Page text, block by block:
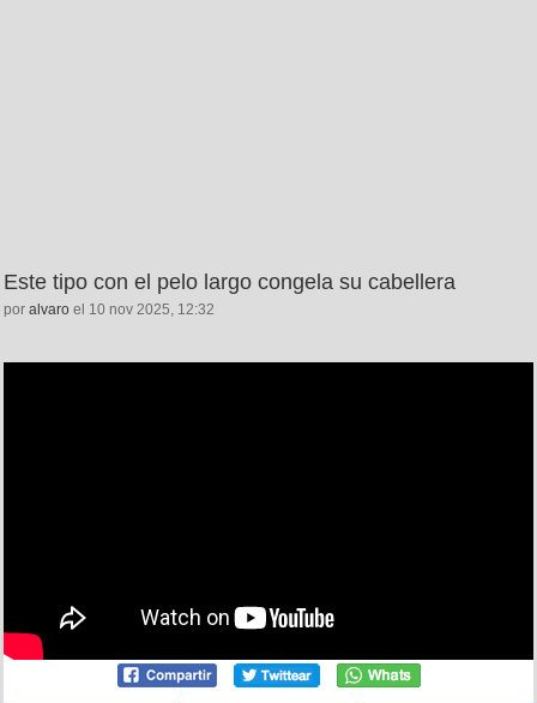
Este tipo con el pelo largo congela su cabellera
por alvaro el 10 nov 2025, 12:32